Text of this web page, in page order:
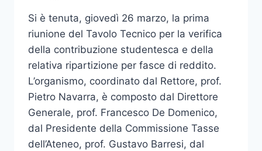
Si è tenuta, giovedì 26 marzo, la prima
riunione del Tavolo Tecnico per la verifica
della contribuzione studentesca e della
relativa ripartizione per fasce di reddito.
L’organismo, coordinato dal Rettore, prof.
Pietro Navarra, è composto dal Direttore
Generale, prof. Francesco De Domenico,
dal Presidente della Commissione Tasse
dell’Ateneo, prof. Gustavo Barresi, dal